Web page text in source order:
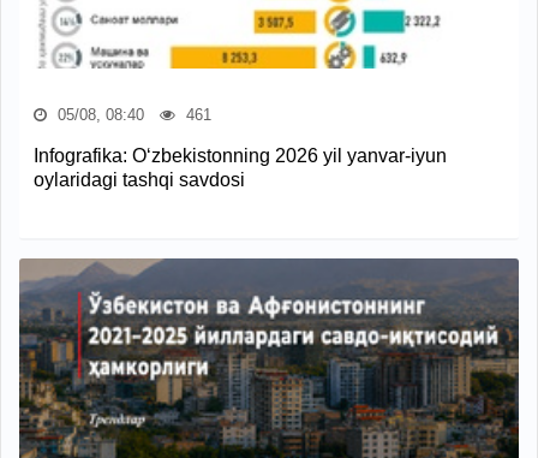
05/08, 08:40 461
Infografika: O‘zbekistonning 2026 yil yanvar-iyun
oylaridagi tashqi savdosi